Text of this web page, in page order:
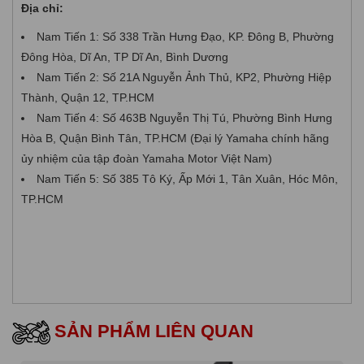
Địa chỉ:
Nam Tiến 1: Số 338 Trần Hưng Đạo, KP. Đông B, Phường
Đông Hòa, Dĩ An, TP Dĩ An, Bình Dương
Nam Tiến 2: Số 21A Nguyễn Ảnh Thủ, KP2, Phường Hiệp
Thành, Quận 12, TP.HCM
Nam Tiến 4: Số 463B Nguyễn Thị Tú, Phường Bình Hưng
Hòa B, Quận Bình Tân, TP.HCM (Đại lý Yamaha chính hãng
ủy nhiệm của tập đoàn Yamaha Motor Việt Nam)
Nam Tiến 5: Số 385 Tô Ký, Ấp Mới 1, Tân Xuân, Hóc Môn,
TP.HCM
SẢN PHẨM LIÊN QUAN